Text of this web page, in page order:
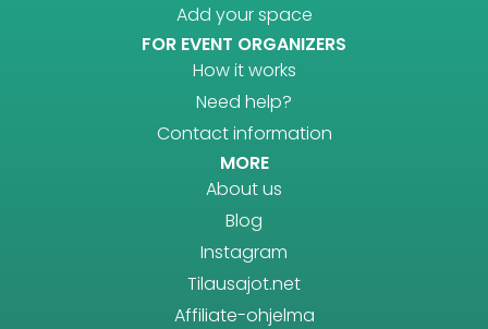
Add your space
FOR EVENT ORGANIZERS
How it works
Need help?
Contact information
MORE
About us
Blog
Instagram
Tilausajot.net
Affiliate-ohjelma